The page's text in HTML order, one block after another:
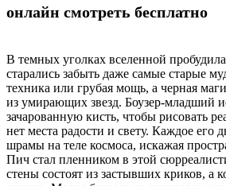
онлайн смотреть бесплатно
В темных уголках вселенной
старались забыть даже самые старые
техника или грубая мощь, а черная
из умирающих звезд. Боузер-младший
зачарованную кисть, чтобы рисовать
нет места радости и свету. Каждое его
шрамы на теле космоса, искажая
Пич стал пленником в этой
стены состоят из застывших криков, а